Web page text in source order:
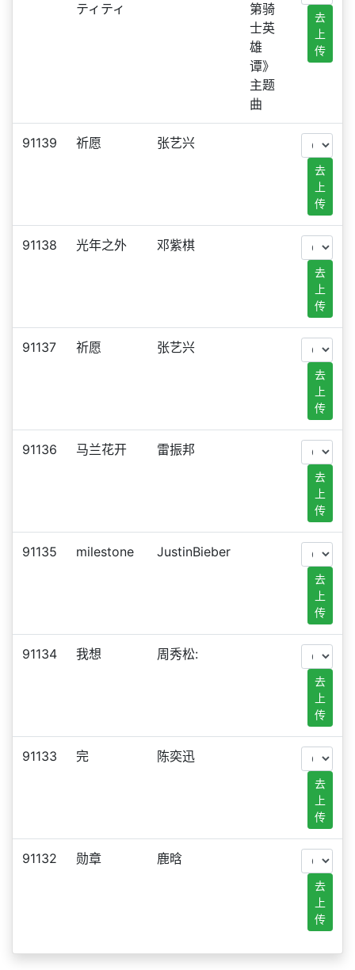
ティティ
第骑
士英
雄
谭》
主题
曲
去
上
传
91139 祈愿 张艺兴
去
上
传
91138 光年之外 邓紫棋
去
上
传
91137 祈愿 张艺兴
去
上
传
91136 马兰花开 雷振邦
去
上
传
91135 milestone JustinBieber
去
上
传
91134 我想 周秀松:
去
上
传
91133 完 陈奕迅
去
上
传
91132 勋章 鹿晗
去
上
传